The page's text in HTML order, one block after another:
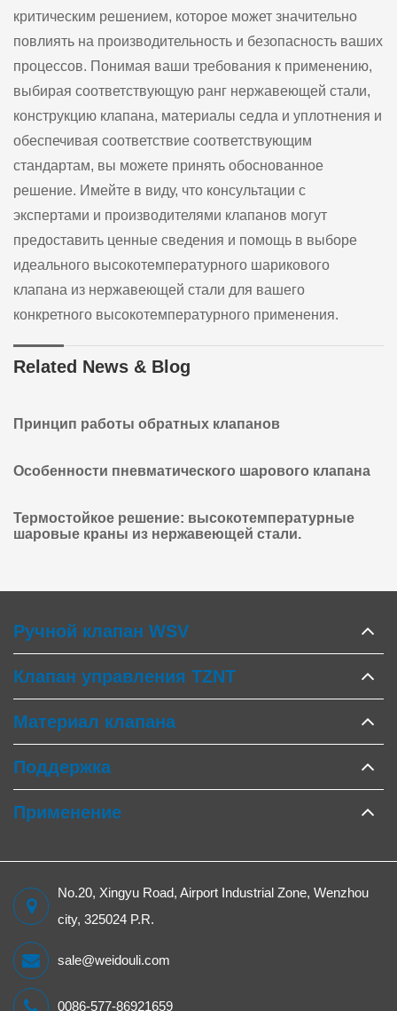
критическим решением, которое может значительно
повлиять на производительность и безопасность ваших
процессов. Понимая ваши требования к применению,
выбирая соответствующую ранг нержавеющей стали,
конструкцию клапана, материалы седла и уплотнения и
обеспечивая соответствие соответствующим
стандартам, вы можете принять обоснованное
решение. Имейте в виду, что консультации с
экспертами и производителями клапанов могут
предоставить ценные сведения и помощь в выборе
идеального высокотемпературного шарикового
клапана из нержавеющей стали для вашего
конкретного высокотемпературного применения.
Related News & Blog
Принцип работы обратных клапанов
Особенности пневматического шарового клапана
Термостойкое решение: высокотемпературные
шаровые краны из нержавеющей стали.
Ручной клапан WSV
Клапан управления TZNT
Материал клапана
Поддержка
Применение
No.20, Xingyu Road, Airport Industrial Zone, Wenzhou
city, 325024 P.R.
sale@weidouli.com
0086-577-86921659